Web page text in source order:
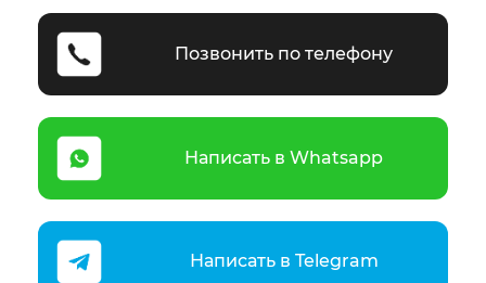
Позвонить по телефону
Написать в Whatsapp
Написать в Telegram